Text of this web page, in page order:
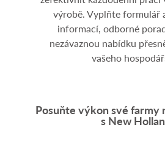
výrobě. Vyplňte formulář
informací, odborné
nezávaznou nabídku
vašeho
Posuňte výkon své farmy
s New